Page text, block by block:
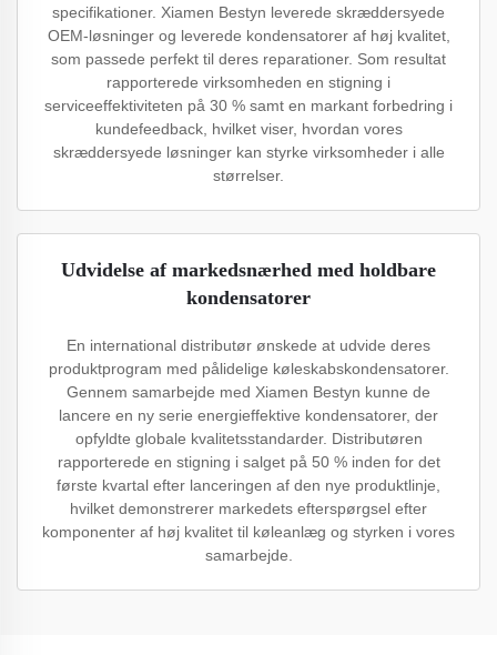
specifikationer. Xiamen Bestyn leverede skræddersyede
OEM-løsninger og leverede kondensatorer af høj kvalitet,
som passede perfekt til deres reparationer. Som resultat
rapporterede virksomheden en stigning i
serviceeffektiviteten på 30 % samt en markant forbedring i
kundefeedback, hvilket viser, hvordan vores
skræddersyede løsninger kan styrke virksomheder i alle
størrelser.
Udvidelse af markedsnærhed med holdbare
kondensatorer
En international distributør ønskede at udvide deres
produktprogram med pålidelige køleskabskondensatorer.
Gennem samarbejde med Xiamen Bestyn kunne de
lancere en ny serie energieffektive kondensatorer, der
opfyldte globale kvalitetsstandarder. Distributøren
rapporterede en stigning i salget på 50 % inden for det
første kvartal efter lanceringen af den nye produktlinje,
hvilket demonstrerer markedets efterspørgsel efter
komponenter af høj kvalitet til køleanlæg og styrken i vores
samarbejde.